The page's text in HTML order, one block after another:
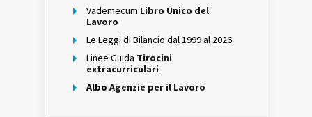
Vademecum Libro Unico del
Lavoro
Le Leggi di Bilancio dal 1999 al 2026
Linee Guida Tirocini
extracurriculari
Albo Agenzie per il Lavoro